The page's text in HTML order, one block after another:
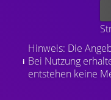
Hinweis: Die
Bei Nutzung
entstehen keine